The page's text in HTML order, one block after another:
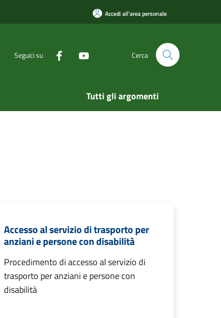
Accedi all'area personale
Seguici su Cerca
Tutti gli argomenti
Accesso al servizio di trasporto per
anziani e persone con disabilità
Procedimento di accesso al servizio di
trasporto per anziani e persone con
disabilità